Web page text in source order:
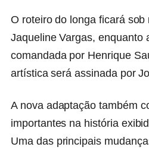
O roteiro do longa ficará
Jaqueline Vargas, enquanto
comandada por Henrique
artística será assinada por
A nova adaptação também
importantes na história
Uma das principais